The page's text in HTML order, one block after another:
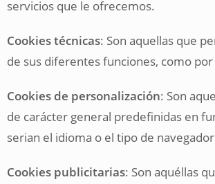
servicios que le ofrecemos.
Cookies técnicas: Son aquellas que
de sus diferentes funciones, como
Cookies de personalización: Son
de carácter general predefinidas en
serian el idioma o el tipo de
Cookies publicitarias: Son aquéllas